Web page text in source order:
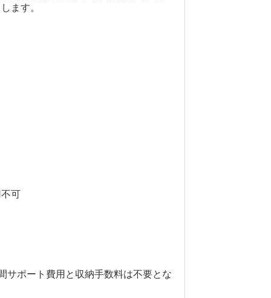
ます。
可
サポート費用と収納手数料は不要とな